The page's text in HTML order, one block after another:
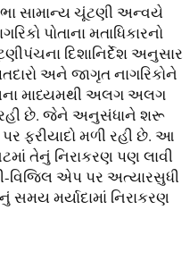
સામાન્ય ચૂંટણી અન્વયે
પોતાના મતાધિકારનો
દિશાનિર્દેશ અનુસાર
અને જાગૃત નાગરિકોને
માધ્યમથી અલગ અલગ
રહી છે. જેને અનુસંધાને શરૂ
ફરીયાદો મળી રહી છે. આ
તેનું નિરાકરણ પણ લાવી
વિજિલ એપ પર અત્યારસુધી
મર્યાદામાં નિરાકરણ